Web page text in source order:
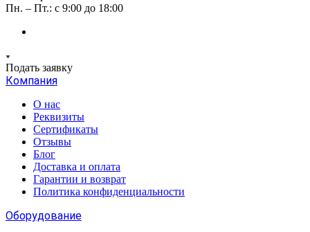
Пн. – Пт.: с 9:00 до 18:00
Подать заявку
Компания
О нас
Реквизиты
Сертификаты
Отзывы
Блог
Доставка и оплата
Гарантии и возврат
Политика конфиденциальности
Оборудование